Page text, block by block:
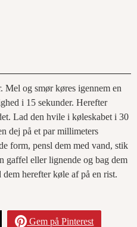
Mel og smør køres igennem en
i 15 sekunder. Herefter
Lad den hvile i køleskabet i 30
dej på et par millimeters
form, pensl dem med vand, stik
gaffel eller lignende og bag dem
herefter køle af på en rist.
Gem på Pinterest